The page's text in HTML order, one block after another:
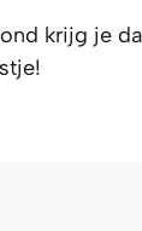
krijg je